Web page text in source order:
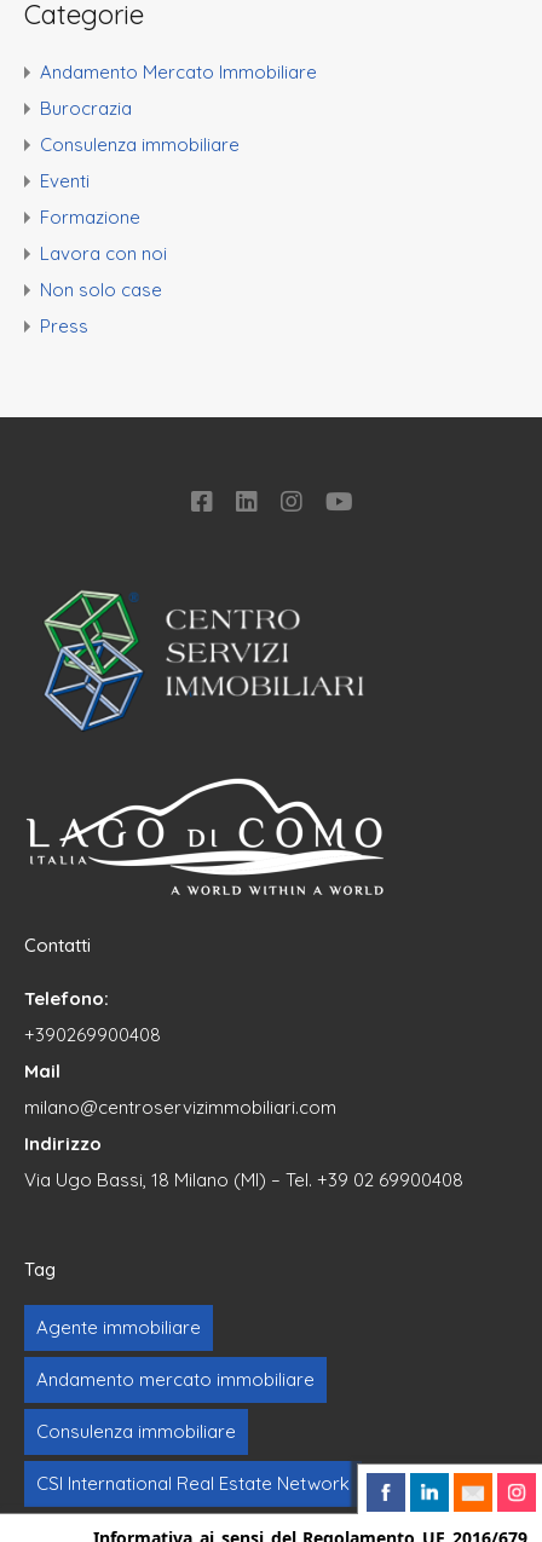
Categorie
Andamento Mercato Immobiliare
Burocrazia
Consulenza immobiliare
Eventi
Formazione
Lavora con noi
Non solo case
Press
Contatti
Telefono:
+390269900408
Mail
milano@centroservizimmobiliari.com
Indirizzo
Via Ugo Bassi, 18 Milano (MI) – Tel. +39 02 69900408
Tag
Agente immobiliare
Andamento mercato immobiliare
Consulenza immobiliare
CSI International Real Estate Network
Formazione immobiliare Intermediazione